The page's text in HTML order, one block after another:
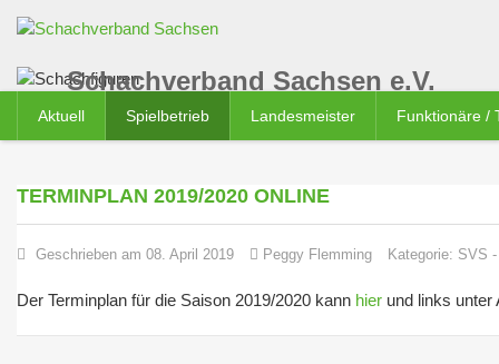
Schachverband Sachsen e.V.
Aktuell Spielbetrieb Landesmeister Funktionäre /
TERMINPLAN 2019/2020 ONLINE
Geschrieben am 08. April 2019 Peggy Flemming Kategorie: SVS
Der Terminplan für die Saison 2019/2020 kann hier und links unter